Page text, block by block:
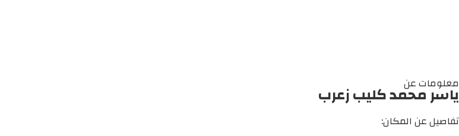
معلومات عن
ياسر محمد كليب زعرب
تفاصيل عن المكان: